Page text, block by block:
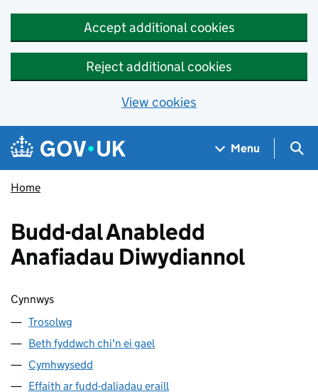
Accept additional cookies
Reject additional cookies
View cookies
Skip to main content
Navigation menu
Menu
Home
Budd-dal Anabledd
Anafiadau Diwydiannol
Sgipio cynnwys
Cynnwys
Trosolwg
Beth fyddwch chi'n ei gael
Cymhwysedd
Effaith ar fudd-daliadau eraill